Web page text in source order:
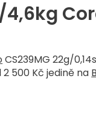
4,6kg
CS239MG 22g/
500 Kč jedině na